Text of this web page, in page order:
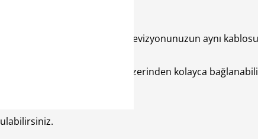
bağlayın. Telefon ve televizyonunuzun aynı
edilen DLNA bağlantısı üzerinden kolayca